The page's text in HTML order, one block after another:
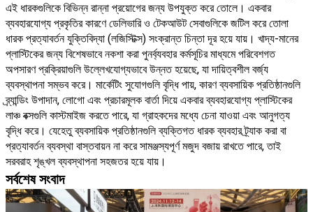
এই ধারকগুলিকে বিভিন্ন রান্না প্রয়োগের জন্য উপযুক্ত করে তোলে। একবার
ব্যবহারযোগ্য প্রকৃতির কারণে ডেলিভারি ও টেকআউট সেবাগুলিকে জটিল করে তোলা
ধারক প্রত্যাবর্তন যুক্তিবিদ্যা (লজিস্টিক্স) সংক্রান্ত চিন্তা দূর হয়ে যায়। খাদ্য-মানের
প্লাস্টিকের জন্য বিশেষভাবে নকশা করা পুনর্ব্যবহার কর্মসূচির মাধ্যমে পরিবেশগত
অপসারণ প্রক্রিয়াগুলি উল্লেখযোগ্যভাবে উন্নত হয়েছে, যা দায়িত্বশীল বর্জ্য
ব্যবস্থাপনা সম্ভব করে। মার্কেটিং সুযোগগুলি বৃদ্ধি পায়, কারণ ব্যবসায়িক প্রতিষ্ঠানগুলি
ব্র্যান্ডিং উপাদান, লোগো এবং প্রচারমূলক বার্তা দিয়ে একবার ব্যবহারযোগ্য প্লাস্টিকের
লাঞ্চ বক্সগুলি কাস্টমাইজ করতে পারে, যা গ্রাহকদের মধ্যে চেনা যাওয়া এবং আনুগত্য
বৃদ্ধি করে। যেহেতু ব্যবসায়িক প্রতিষ্ঠানগুলি ব্যক্তিগত ধারক ব্যবহার ট্র্যাক করা বা
প্রত্যাবর্তন ব্যবস্থা বাস্তবায়ন না করে সামঞ্জস্যপূর্ণ মজুদ বজায় রাখতে পারে, তাই
সরবরাহ শৃঙ্খল ব্যবস্থাপনা সহজতর হয়ে যায়।
সর্বশেষ সংবাদ